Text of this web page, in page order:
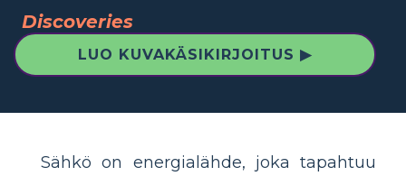
Discoveries
LUO KUVAKÄSIKIRJOITUS ▶
Sähkö on energialähde, joka tapahtuu